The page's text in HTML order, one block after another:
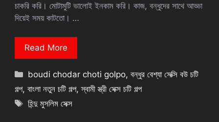
চাকরি করি। মোটামুটি ভালোই ইনকাম করি। কাজ, বন্ধুদের সাথে আড্ডা
দিয়েই সময় কাটতো। …
Read More
Categories
boudi chodar choti golpo,বন্ধুর বেশ্যা সেক্সি বউ চটি
গল্প, বাংলা নতুন চটি গল্প,স্বামী স্ত্রী সেক্স চটি গল্প
Tags
হিন্দু মুসলিম সেক্স